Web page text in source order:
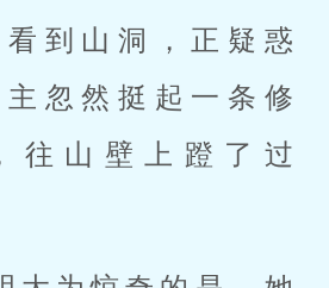
到山洞，正疑惑
忽然挺起一条修
往山壁上蹬了过